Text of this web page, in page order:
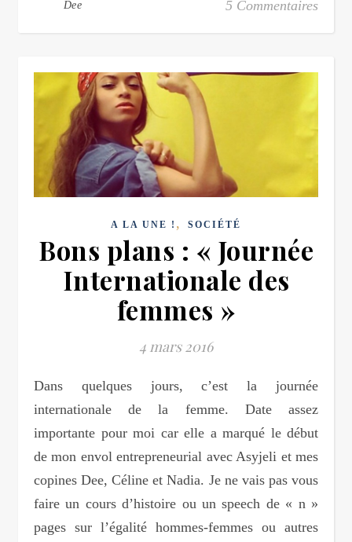
Dee 5 Commentaires
A LA UNE ! , SOCIÉTÉ
Bons plans : « Journée
Internationale des
femmes »
4 mars 2016
Dans quelques jours, c’est la journée
internationale de la femme. Date assez
importante pour moi car elle a marqué le début
de mon envol entrepreneurial avec Asyjeli et mes
copines Dee, Céline et Nadia. Je ne vais pas vous
faire un cours d’histoire ou un speech de « n »
pages sur l’égalité hommes-femmes ou autres